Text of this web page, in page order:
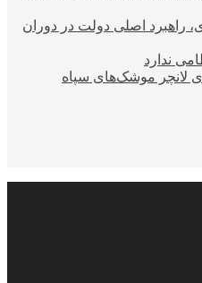
راهبرد اصلی دولت در دوران
ندارد
لانچر موشک‌های سپاه